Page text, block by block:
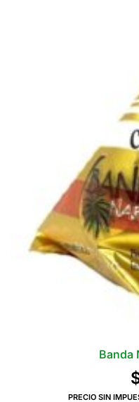
Banda
PRECIO SIN